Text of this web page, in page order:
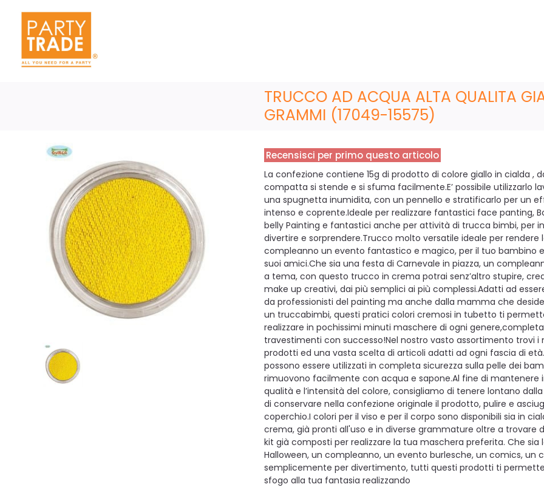
TRUCCO AD ACQUA ALTA QUALITA
GRAMMI (17049-15575)
Recensisci per primo questo articolo
La confezione contiene 15g di prodotto di colore giallo in cialda ,
compatta si stende e si sfuma facilmente.E’ possibile utilizzarlo
una spugnetta inumidita, con un pennello e stratificarlo per un
intenso e coprente.Ideale per realizzare fantastici face panting,
belly Painting e fantastici anche per attività di trucca bimbi, per
divertire e sorprendere.Trucco molto versatile ideale per rendere
compleanno un evento fantastico e magico, per il tuo bambino
suoi amici.Che sia una festa di Carnevale in piazza, un
a tema, con questo trucco in crema potrai senz’altro stupire,
make up creativi, dai più semplici ai più complessi.Adatti ad
da professionisti del painting ma anche dalla mamma che
un truccabimbi, questi pratici colori cremosi in tubetto ti
realizzare in pochissimi minuti maschere di ogni
travestimenti con successo!Nel nostro vasto assortimento trovi i
prodotti ed una vasta scelta di articoli adatti ad ogni fascia di
possono essere utilizzati in completa sicurezza sulla pelle dei
rimuovono facilmente con acqua e sapone.Al fine di mantenere
qualità e l’intensità del colore, consigliamo di tenere lontano
di conservare nella confezione originale il prodotto, pulire e
coperchio.I colori per il viso e per il corpo sono disponibili sia in
crema, già pronti all'uso e in diverse grammature oltre a trovare
kit già composti per realizzare la tua maschera preferita. Che sia
Halloween, un compleanno, un evento burlesche, un comics, un
semplicemente per divertimento, tutti questi prodotti ti
sfogo alla tua fantasia realizzando